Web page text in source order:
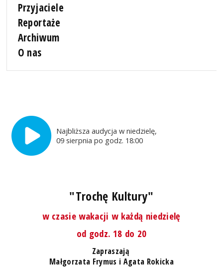
Przyjaciele
Reportaże
Archiwum
O nas
Najbliższa audycja w niedzielę,
09 sierpnia po godz. 18:00
"Trochę Kultury"
w czasie wakacji w każdą niedzielę
od godz. 18 do 20
Zapraszają
Małgorzata Frymus i Agata Rokicka